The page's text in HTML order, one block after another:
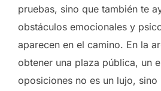
pruebas, sino que también te
obstáculos emocionales y
aparecen en el camino. En la
obtener una plaza pública, un
oposiciones no es un lujo, sino